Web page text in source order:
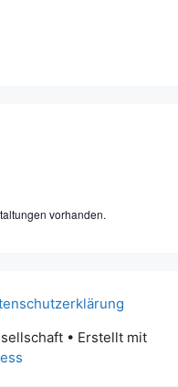
vorhanden.
• Erstellt mit